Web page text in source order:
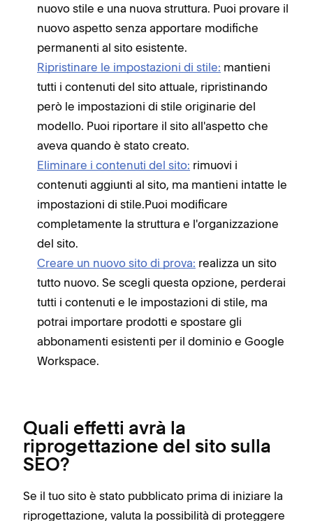
nuovo stile e una nuova struttura. Puoi provare il
nuovo aspetto senza apportare modifiche
permanenti al sito esistente.
Ripristinare le impostazioni di stile: mantieni
tutti i contenuti del sito attuale, ripristinando
però le impostazioni di stile originarie del
modello. Puoi riportare il sito all'aspetto che
aveva quando è stato creato.
Eliminare i contenuti del sito: rimuovi i
contenuti aggiunti al sito, ma mantieni intatte le
impostazioni di stile.Puoi modificare
completamente la struttura e l'organizzazione
del sito.
Creare un nuovo sito di prova: realizza un sito
tutto nuovo. Se scegli questa opzione, perderai
tutti i contenuti e le impostazioni di stile, ma
potrai importare prodotti e spostare gli
abbonamenti esistenti per il dominio e Google
Workspace.
Quali effetti avrà la
riprogettazione del sito sulla
SEO?
Se il tuo sito è stato pubblicato prima di iniziare la
riprogettazione, valuta la possibilità di proteggere